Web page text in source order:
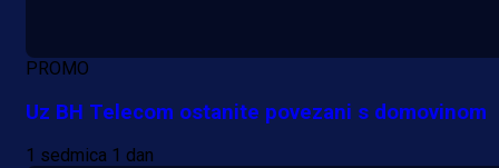
PROMO
Uz BH Telecom ostanite povezani s domovinom
1 sedmica 1 dan